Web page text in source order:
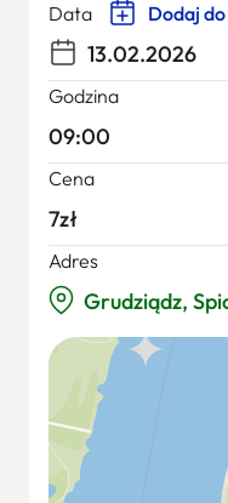
Data Dodaj
13.02.2026
Godzina
09:00
Cena
7zł
Adres
Grudziądz,